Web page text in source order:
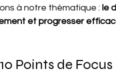
à notre thématique : le
et progresser
Points de